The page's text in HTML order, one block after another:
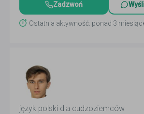
Zadzwoń
Ostatnia aktywność: ponad 3
język polski dla cudzoziemców